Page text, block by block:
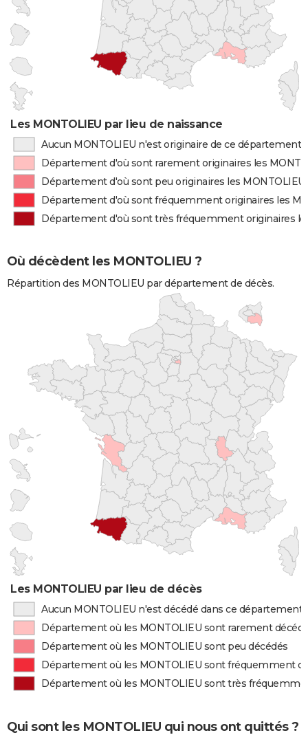
Les MONTOLIEU par lieu de naissance
Aucun MONTOLIEU n'est originaire de ce département
Département d'où sont rarement originaires les
Département d'où sont peu originaires les MONTOLIEU
Département d'où sont fréquemment originaires les
Département d'où sont très fréquemment originaires
Où décèdent les MONTOLIEU ?
Répartition des MONTOLIEU par département de décès.
Les MONTOLIEU par lieu de décès
Aucun MONTOLIEU n'est décédé dans ce département
Département où les MONTOLIEU sont rarement
Département où les MONTOLIEU sont peu décédés
Département où les MONTOLIEU sont fréquemment
Département où les MONTOLIEU sont très
Qui sont les MONTOLIEU qui nous ont quittés ?